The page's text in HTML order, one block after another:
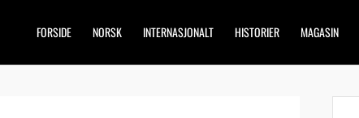
FORSIDE NORSK INTERNASJONALT HISTORIER MAGASIN